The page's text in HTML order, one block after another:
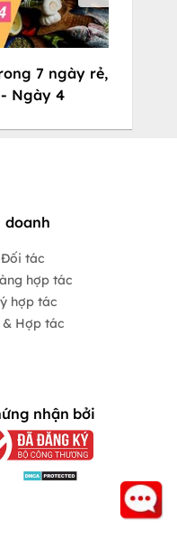
7 ngày rẻ,
Ngày 4
doanh
tác
hợp tác
hợp tác
& Hợp tác
nhận bởi